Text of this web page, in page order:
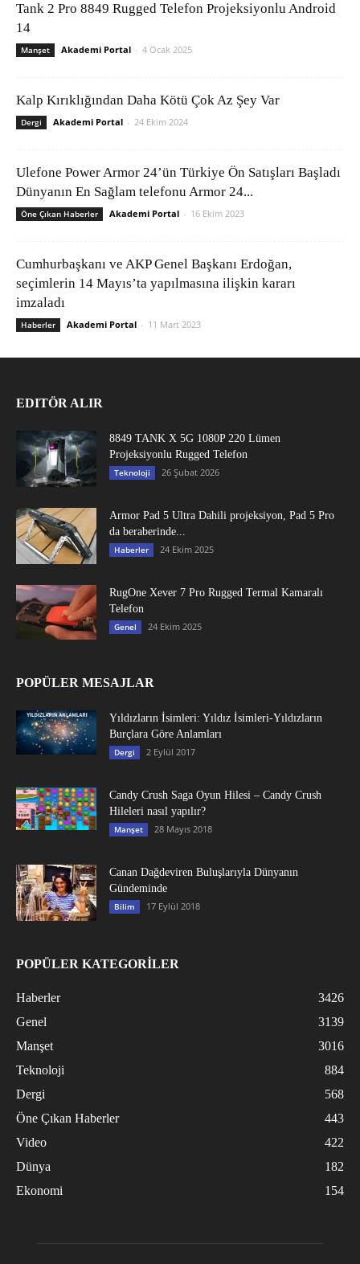
Tank 2 Pro 8849 Rugged Telefon Projeksiyonlu Android
14
Manşet Akademi Portal - 4 Ocak 2025
Kalp Kırıklığından Daha Kötü Çok Az Şey Var
Dergi Akademi Portal - 24 Ekim 2024
Ulefone Power Armor 24’ün Türkiye Ön Satışları Başladı
Dünyanın En Sağlam telefonu Armor 24...
Öne Çıkan Haberler Akademi Portal - 16 Ekim 2023
Cumhurbaşkanı ve AKP Genel Başkanı Erdoğan,
seçimlerin 14 Mayıs’ta yapılmasına ilişkin kararı
imzaladı
Haberler Akademi Portal - 11 Mart 2023
EDITÖR ALIR
8849 TANK X 5G 1080P 220 Lümen
Projeksiyonlu Rugged Telefon
Teknoloji 26 Şubat 2026
Armor Pad 5 Ultra Dahili projeksiyon, Pad 5 Pro
da beraberinde...
Haberler 24 Ekim 2025
RugOne Xever 7 Pro Rugged Termal Kamaralı
Telefon
Genel 24 Ekim 2025
POPÜLER MESAJLAR
Yıldızların İsimleri: Yıldız İsimleri-Yıldızların
Burçlara Göre Anlamları
Dergi 2 Eylül 2017
Candy Crush Saga Oyun Hilesi – Candy Crush
Hileleri nasıl yapılır?
Manşet 28 Mayıs 2018
Canan Dağdeviren Buluşlarıyla Dünyanın
Gündeminde
Bilim 17 Eylül 2018
POPÜLER KATEGORİLER
Haberler
3426
Genel
3139
Manşet
3016
Teknoloji
884
Dergi
568
Öne Çıkan Haberler
443
Video
422
Dünya
182
Ekonomi
154